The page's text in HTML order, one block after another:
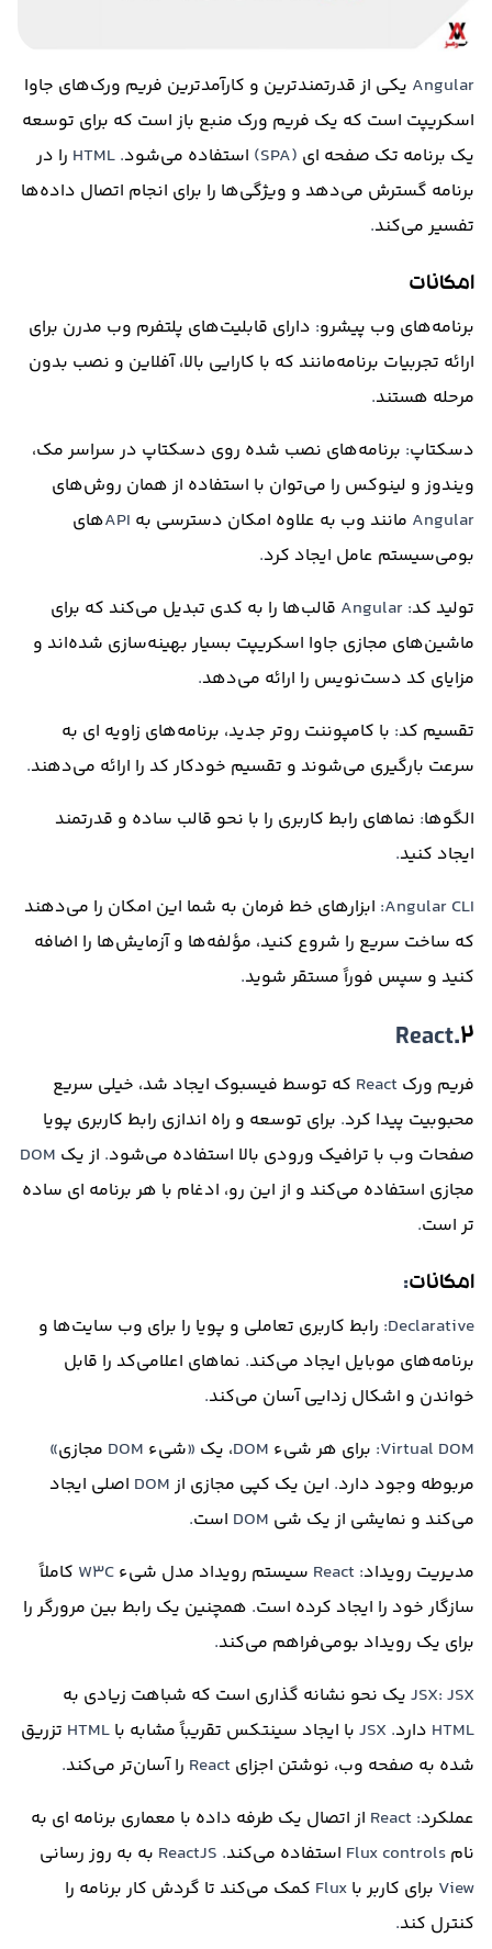
Angular یکی از قدرتمندترین و کارآمدترین فریم ورک‌های جاوا
اسکریپت است که یک فریم ورک منبع باز است که برای توسعه
یک برنامه تک صفحه ای (SPA) استفاده می‌شود. HTML
را در
برنامه گسترش می‌دهد و ویژگی‌ها را برای انجام اتصال داده‌ها
تفسیر می‌کند.
امکانات
برنامه‌های وب پیشرو: دارای قابلیت‌های پلتفرم وب مدرن برای
ارائه تجربیات برنامه‌مانند که با کارایی بالا، آفلاین و نصب بدون
مرحله هستند.
دسکتاپ: برنامه‌های نصب شده روی دسکتاپ در سراسر مک،
ویندوز و لینوکس را می‌توان با استفاده از همان روش‌های
Angular مانند وب به علاوه امکان دسترسی به API‌های
بومی‌سیستم عامل ایجاد کرد.
تولید کد: Angular
قالب‌ها را به کدی تبدیل می‌کند که برای
ماشین‌های مجازی جاوا اسکریپت بسیار بهینه‌سازی شده‌اند و
مزایای کد دست‌نویس را ارائه می‌دهد.
تقسیم کد: با کامپوننت روتر جدید، برنامه‌های زاویه ای به
سرعت بارگیری می‌شوند و تقسیم خودکار کد را ارائه می‌دهند.
الگوها: نماهای رابط کاربری را با نحو قالب ساده و قدرتمند
ایجاد کنید.
Angular CLI: ابزارهای خط فرمان به شما این امکان را می‌دهند
که ساخت سریع را شروع کنید، مؤلفه‌ها و آزمایش‌ها را اضافه
کنید و سپس فوراً مستقر شوید.
۲.React
فریم ورک React که توسط فیسبوک ایجاد شد، خیلی سریع
محبوبیت پیدا کرد. برای توسعه و راه اندازی رابط کاربری پویا
صفحات وب با ترافیک ورودی بالا استفاده می‌شود. از یک DOM
مجازی استفاده می‌کند و از این رو، ادغام با هر برنامه ای ساده
تر است.
امکانات:
Declarative: رابط کاربری تعاملی و پویا را برای وب سایت‌ها و
برنامه‌های موبایل ایجاد می‌کند. نماهای اعلامی‌کد را قابل
خواندن و اشکال زدایی آسان می‌کند.
Virtual DOM: برای هر شیء DOM، یک «شیء DOM مجازی»
مربوطه وجود دارد. این یک کپی مجازی ازDOM اصلی ایجاد
می‌کند و نمایشی از یک شی DOM است.
مدیریت رویداد: React سیستم رویداد مدل شیء W3C کاملاً
سازگار خود را ایجاد کرده است. همچنین یک رابط بین مرورگر را
برای یک رویداد بومی‌فراهم می‌کند.
JSX: JSX یک نحو نشانه گذاری است که شباهت زیادی به
HTML دارد. JSX با ایجاد سینتکس تقریباً مشابه با HTML تزریق
شده به صفحه وب، نوشتن اجزای React را آسان‌تر می‌کند.
عملکرد: React
از اتصال یک طرفه داده با معماری برنامه ای به
نام Flux controls استفاده می‌کند. ReactJS
به به روز رسانی
View برای کاربر با Flux کمک می‌کند تا گردش کار برنامه را
کنترل کند.